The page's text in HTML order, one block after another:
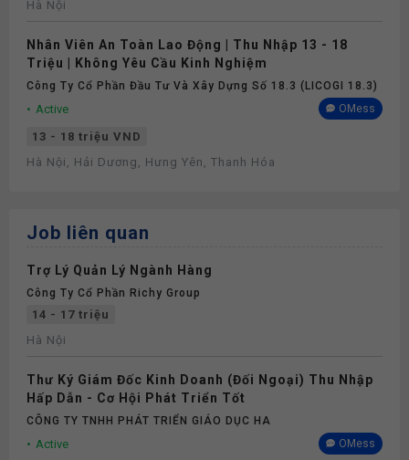
Hà Nội
Nhân Viên An Toàn Lao Động | Thu Nhập 13 - 18
Triệu | Không Yêu Cầu Kinh Nghiệm
Công Ty Cổ Phần Đầu Tư Và Xây Dựng Số 18.3 (LICOGI 18.3)
Active OMess
13 - 18 triệu VND
Hà Nội, Hải Dương, Hưng Yên, Thanh Hóa
Job liên quan
Trợ Lý Quản Lý Ngành Hàng
Công Ty Cổ Phần Richy Group
14 - 17 triệu
Hà Nội
Thư Ký Giám Đốc Kinh Doanh (Đối Ngoại) Thu Nhập
Hấp Dẫn - Cơ Hội Phát Triển Tốt
CÔNG TY TNHH PHÁT TRIỂN GIÁO DỤC HA
Active OMess